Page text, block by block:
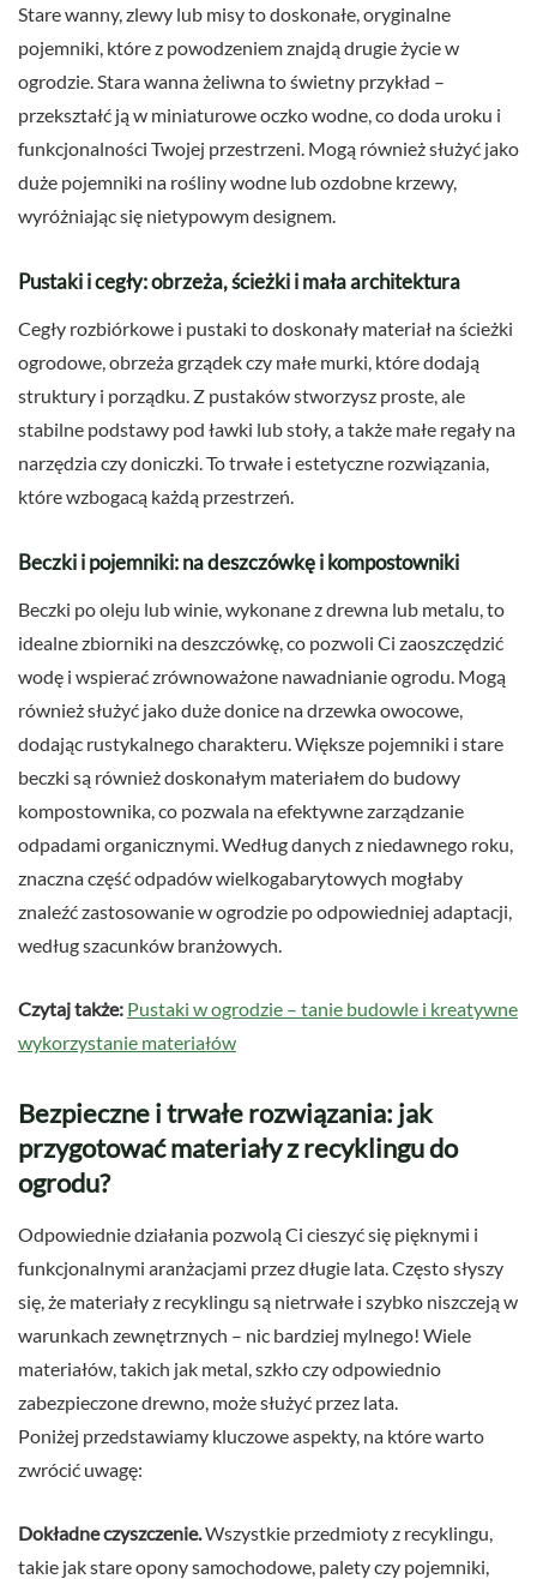
Stare wanny, zlewy lub misy to doskonałe, oryginalne
pojemniki, które z powodzeniem znajdą drugie życie w
ogrodzie. Stara wanna żeliwna to świetny przykład –
przekształć ją w miniaturowe oczko wodne, co doda uroku i
funkcjonalności Twojej przestrzeni. Mogą również służyć jako
duże pojemniki na rośliny wodne lub ozdobne krzewy,
wyróżniając się nietypowym designem.
Pustaki i cegły: obrzeża, ścieżki i mała architektura
Cegły rozbiórkowe i pustaki to doskonały materiał na ścieżki
ogrodowe, obrzeża grządek czy małe murki, które dodają
struktury i porządku. Z pustaków stworzysz proste, ale
stabilne podstawy pod ławki lub stoły, a także małe regały na
narzędzia czy doniczki. To trwałe i estetyczne rozwiązania,
które wzbogacą każdą przestrzeń.
Beczki i pojemniki: na deszczówkę i kompostowniki
Beczki po oleju lub winie, wykonane z drewna lub metalu, to
idealne zbiorniki na deszczówkę, co pozwoli Ci zaoszczędzić
wodę i wspierać zrównoważone nawadnianie ogrodu. Mogą
również służyć jako duże donice na drzewka owocowe,
dodając rustykalnego charakteru. Większe pojemniki i stare
beczki są również doskonałym materiałem do budowy
kompostownika, co pozwala na efektywne zarządzanie
odpadami organicznymi. Według danych z niedawnego roku,
znaczna część odpadów wielkogabarytowych mogłaby
znaleźć zastosowanie w ogrodzie po odpowiedniej adaptacji,
według szacunków branżowych.
Czytaj także: Pustaki w ogrodzie – tanie budowle i kreatywne
wykorzystanie materiałów
Bezpieczne i trwałe rozwiązania: jak
przygotować materiały z recyklingu do
ogrodu?
Odpowiednie działania pozwolą Ci cieszyć się pięknymi i
funkcjonalnymi aranżacjami przez długie lata. Często słyszy
się, że materiały z recyklingu są nietrwałe i szybko niszczeją w
warunkach zewnętrznych – nic bardziej mylnego! Wiele
materiałów, takich jak metal, szkło czy odpowiednio
zabezpieczone drewno, może służyć przez lata.
Poniżej przedstawiamy kluczowe aspekty, na które warto
zwrócić uwagę:
Dokładne czyszczenie.Wszystkie przedmioty z recyklingu,
takie jak stare opony samochodowe, palety czy pojemniki,